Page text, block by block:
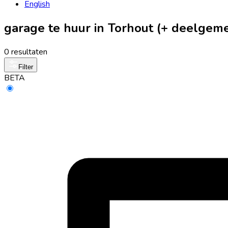
English
garage te huur in Torhout (+
0 resultaten
Filter
BETA